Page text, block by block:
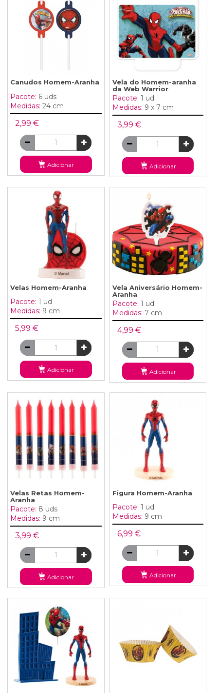
Canudos Homem-Aranha
Pacote: 6 uds
Medidas: 24 cm
2,99 €
Adicionar
Vela do Homem-aranha
da Web Warrior
Pacote: 1 ud
Medidas: 9 x 7 cm
3,99 €
Adicionar
Velas Homem-Aranha
Pacote: 1 ud
Medidas: 9 cm
5,99 €
Adicionar
Vela Aniversário Homem-
Aranha
Pacote: 1 ud
Medidas: 7 cm
4,99 €
Adicionar
Velas Retas Homem-
Aranha
Pacote: 8 uds
Medidas: 9 cm
3,99 €
Adicionar
Figura Homem-Aranha
Pacote: 1 ud
Medidas: 9 cm
6,99 €
Adicionar